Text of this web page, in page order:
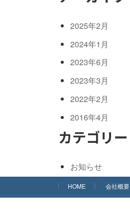
2025年2月
2024年1月
2023年6月
2023年3月
2022年2月
2016年4月
カテゴリー
お知らせ
HOME 会社概要